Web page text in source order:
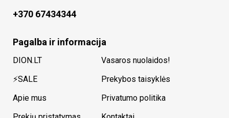
+370 67434344
Pagalba ir informacija
DION.LT
⚡SALE
Apie mus
Vasaros nuolaidos!
Prekybos taisyklės
Privatumo politika